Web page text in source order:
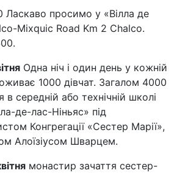
Ласкаво просимо у «Вілла де
Mixquic Road Km 2 Chalco.
Одна ніч і один день у кожній
1000 дівчат. Загалом 4000
середній або технічній школі
де-лас-Ніньяс» під
Конгрегації «Сестер Марії»,
Алоїзіусом Шварцем.
монастир зачаття сестер-